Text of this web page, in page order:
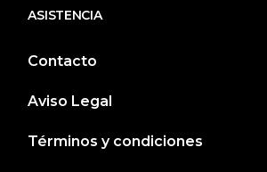
ASISTENCIA
Contacto
Aviso Legal
Términos y condiciones